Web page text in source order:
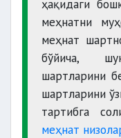
ҳақидаги
меҳнатни
меҳнат
бўйича,
шартларини
шартларини
тартибга
меҳнат